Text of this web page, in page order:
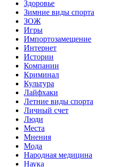
Здоровье
Зимние виды спорта
ЗОЖ
Игры
Импортозамещение
Интернет
Истории
Компании
Криминал
Культура
Лайфхаки
Летние виды спорта
Личный счет
Люди
Места
Мнения
Мода
Народная медицина
Наука